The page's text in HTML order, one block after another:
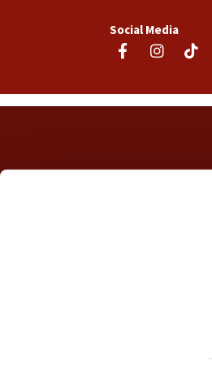
Social Media